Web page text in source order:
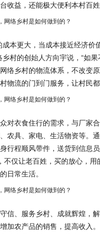
收益，还能极大便利本村百
本更大，当成本接近经济价
村的创始人方向宇说，“如
络乡村的物流体系，不改变
物流的门到门服务，让村民
对衣食住行的需求，与厂家
农具、家电、生活物资等。
行程顺风带件，送货到信息
不仅让老百姓，买的放心，
日常生活。
信、服务乡村、成就辉煌，
加农产品的销售，提高收入